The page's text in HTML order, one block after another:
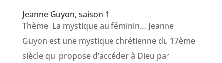
Jeanne Guyon, saison 1
Thème La mystique au féminin… Jeanne
Guyon est une mystique chrétienne du 17ème
siècle qui propose d’accéder à Dieu par